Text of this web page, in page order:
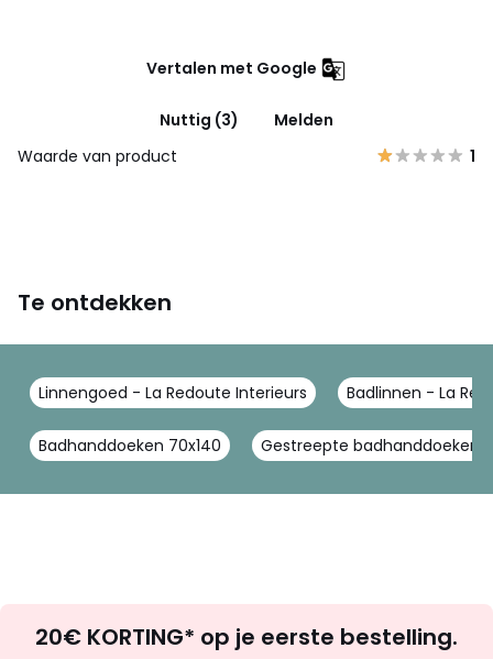
Vertalen met Google
Nuttig (3)
Melden
Waarde van product
1
Te ontdekken
Linnengoed - La Redoute Interieurs Badlinnen - La
Badhanddoeken 70x140 Gestreepte badhanddoeken
zoek
20€ KORTING* op je eerste bestelling.